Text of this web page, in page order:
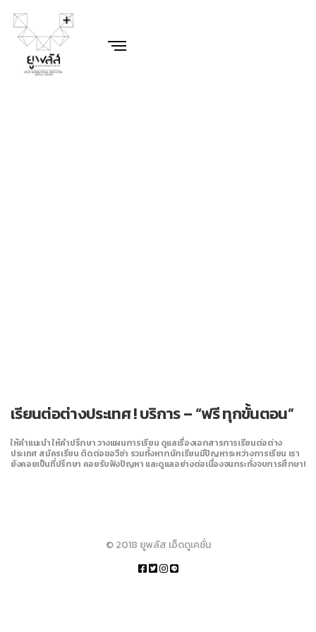
เรียนต่อต่างประเทศ ! บริการ – “ฟรีทุกขั้นตอน”
ให้คำแนะนำ ให้คำปรึกษา วางแผนการเรียน ดูแลเรื่องเอกสารการเรียนต่อต่าง
ประเทศ สมัครเรียน ติดต่อขอวีซ่า รวมทั้งหากนักเรียนมีปัญหาระหว่างการเรียน เรา
ยังคอยเป็นที่ปรึกษา คอยรับฟังปัญหา และดูแลอย่างต่อเนื่องจนกระทั่งจบการศึกษา!
© 2018 ยูพลัส เอ็ดดูเคชั่น